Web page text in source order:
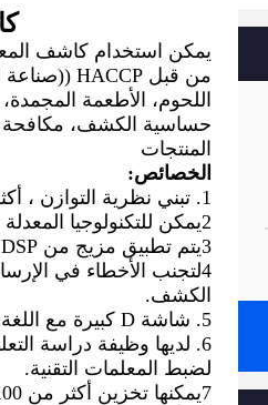
يمكن استخدام كاشف
اللحوم، الأطعمة
حساسية الكشف، مكافحة
المنتجات
الخصائص:
1. تبني نظرية التوازن ، أكثر موثوقية ؛
2يمكن للتكنولوجيا المعدلة للمرحلة تكييف المنتجات من أجل القضاء بفعالية على تأثير المنتج.
3يتم تطبيق مزيج من DSP والميكرو معالج لمعالجة بيانات اختبار إشارة الكشف ، والتي يمكن أن تعزز كفاءة الكشف.
4لتجنب الأخطاء في
الكشف.
5. شاشة D كبيرة مع اللغة الصينية والإنجليزية وهلم جرا؛ يمكن للمستهلك اختيار وفقا لاحتياجاتهم.
6. لديها وظيفة دراسة
لضبط المعلمات التقنية.
7يمكنها تخزين أكثر من 100 نوع من بيانات اختبار المنتجات.